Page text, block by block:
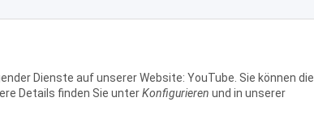
Dienste auf unserer Website: YouTube. Sie können die
Details finden Sie unterKonfigurieren und in unserer